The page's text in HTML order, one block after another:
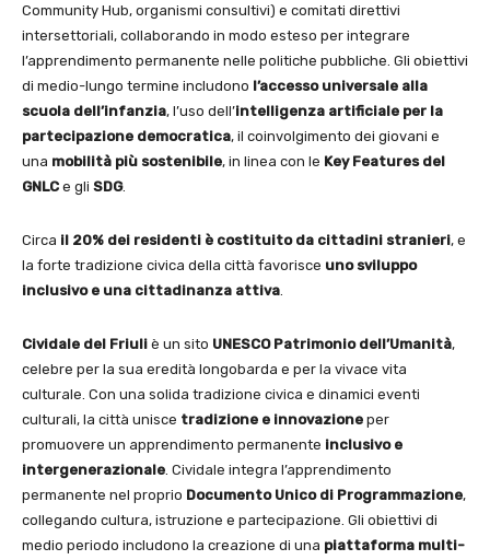
Community Hub, organismi consultivi) e comitati direttivi
intersettoriali, collaborando in modo esteso per integrare
l’apprendimento permanente nelle politiche pubbliche. Gli obiettivi
di medio-lungo termine includono l’accesso universale alla
scuola dell’infanzia, l’uso dell’intelligenza artificiale per la
partecipazione democratica, il coinvolgimento dei giovani e
una mobilità più sostenibile, in linea con le Key Features del
GNLC e gli SDG.
Circa il 20% dei residenti è costituito da cittadini stranieri, e
la forte tradizione civica della città favorisce uno sviluppo
inclusivo e una cittadinanza attiva
Cividale del Friuli è un sito UNESCO Patrimonio dell’Umanità,
celebre per la sua eredità longobarda e per la vivace vita
culturale. Con una solida tradizione civica e dinamici eventi
culturali, la città unisce tradizione e innovazione per
promuovere un apprendimento permanente inclusivo e
intergenerazionale . Cividale integra l’apprendimento
permanente nel proprio Documento Unico di Programmazione,
collegando cultura, istruzione e partecipazione. Gli obiettivi di
medio periodo includono la creazione di una piattaforma multi-